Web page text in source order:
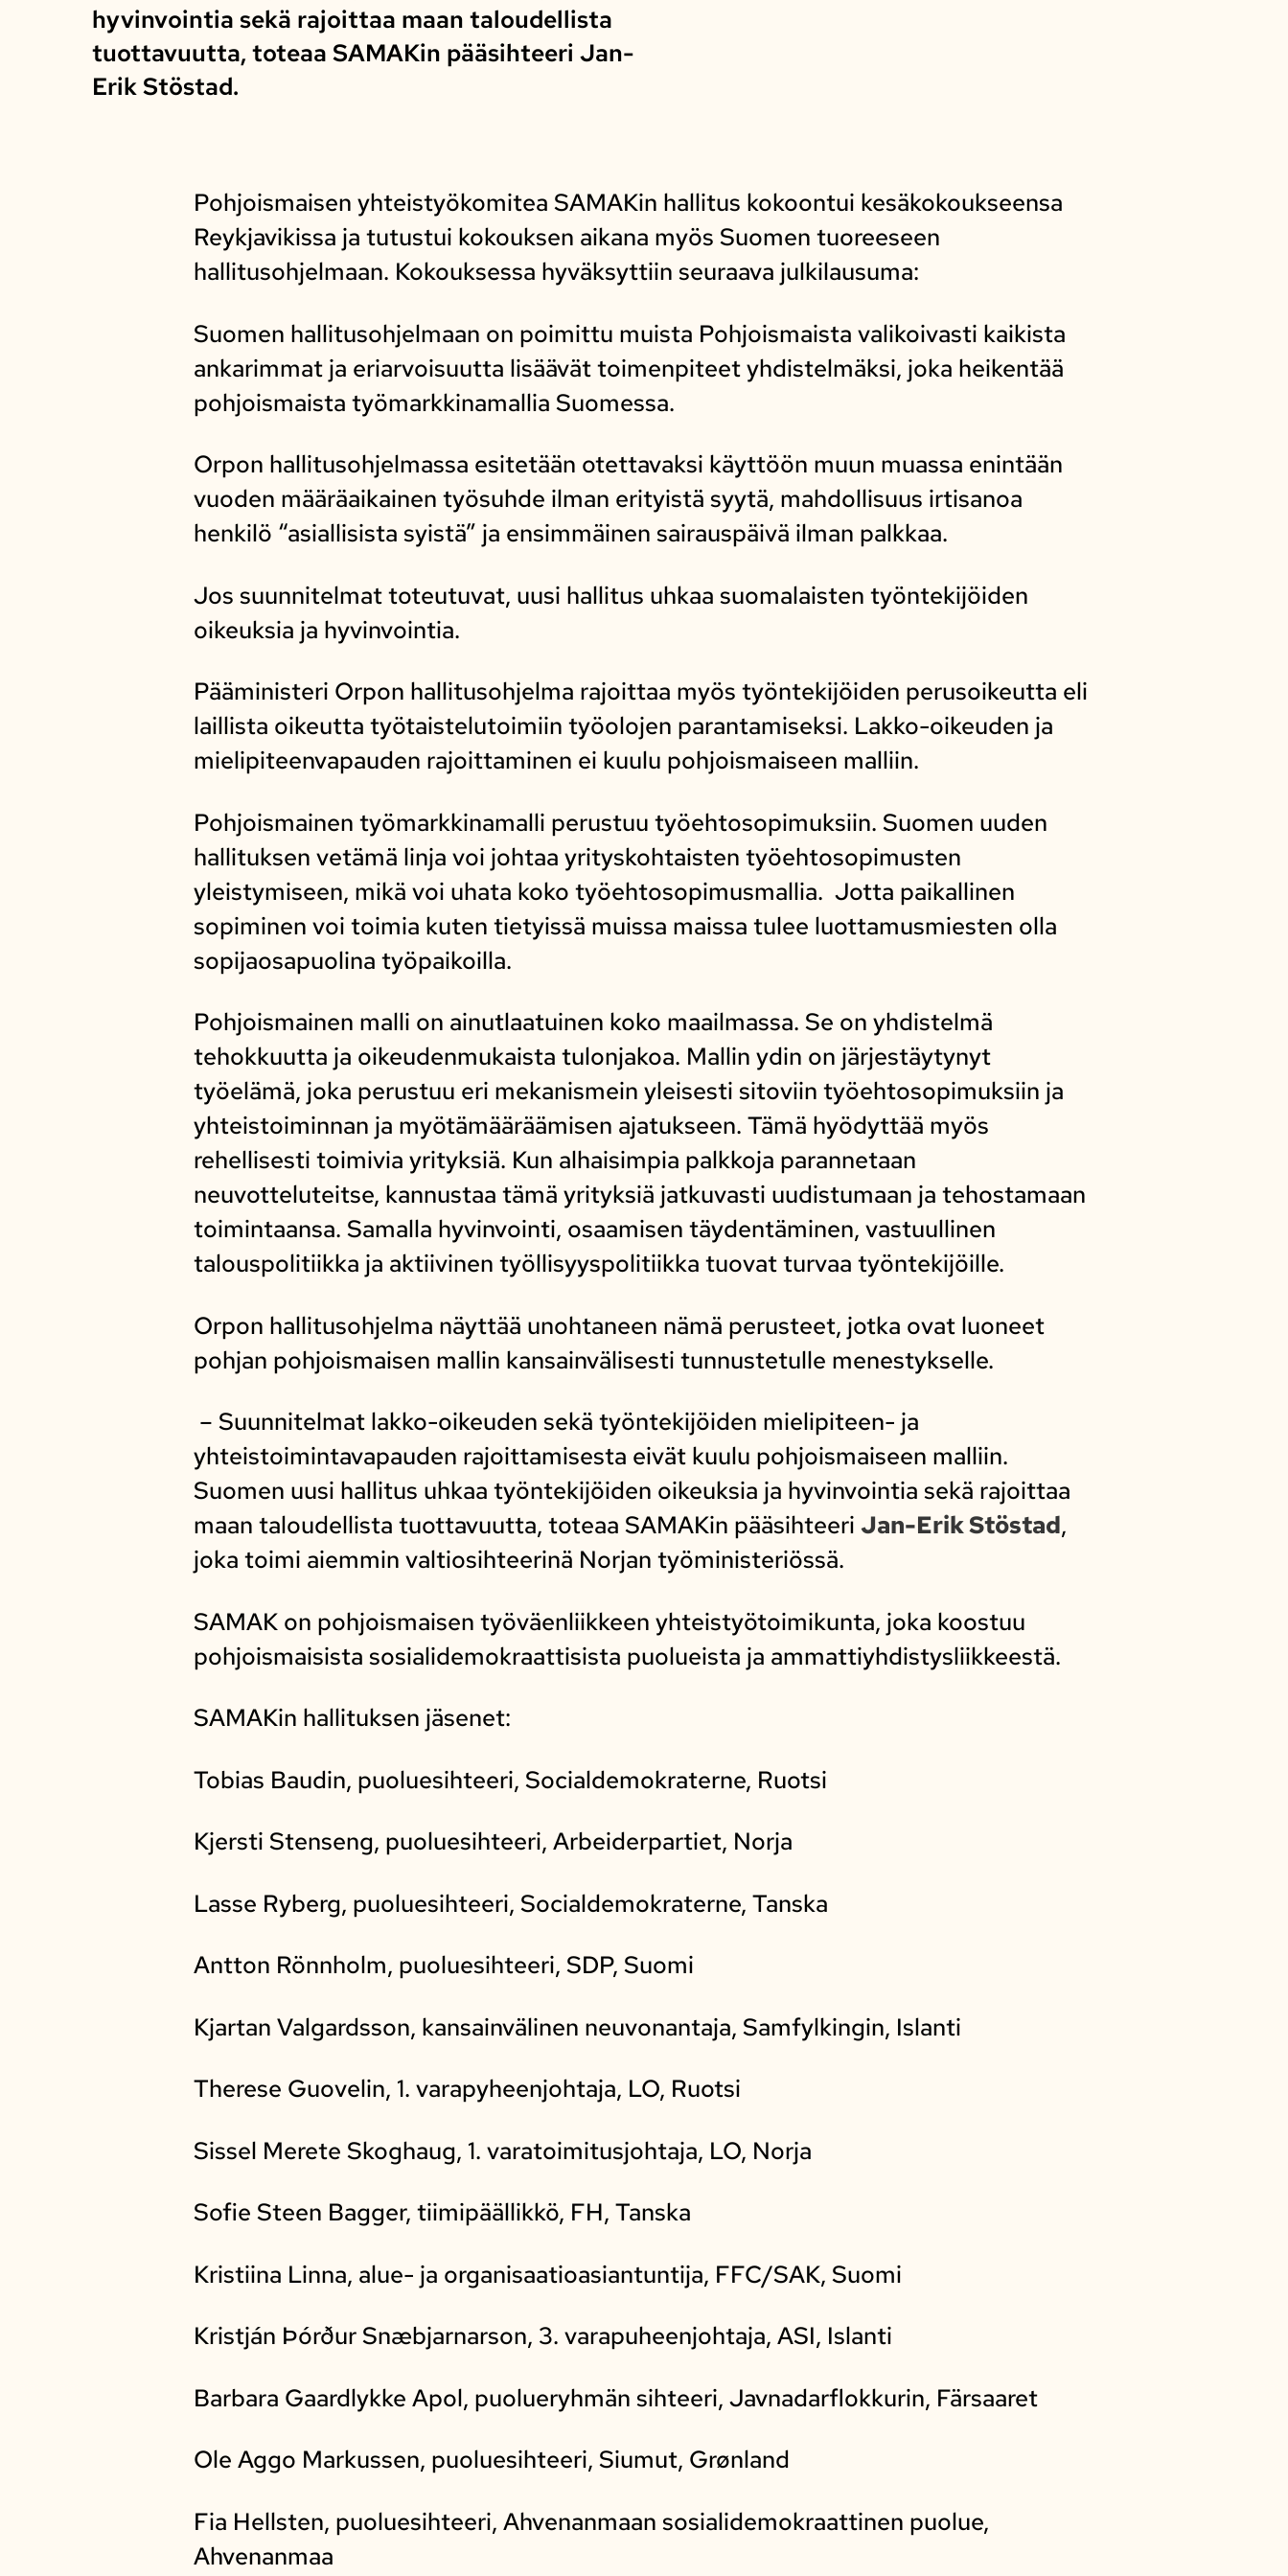
hyvinvointia sekä rajoittaa maan taloudellista
tuottavuutta, toteaa SAMAKin pääsihteeri Jan-
Erik Stöstad.
Pohjoismaisen yhteistyökomitea SAMAKin hallitus kokoontui kesäkokoukseensa
Reykjavikissa ja tutustui kokouksen aikana myös Suomen tuoreeseen
hallitusohjelmaan. Kokouksessa hyväksyttiin seuraava julkilausuma:
Suomen hallitusohjelmaan on poimittu muista Pohjoismaista valikoivasti kaikista
ankarimmat ja eriarvoisuutta lisäävät toimenpiteet yhdistelmäksi, joka heikentää
pohjoismaista työmarkkinamallia Suomessa.
Orpon hallitusohjelmassa esitetään otettavaksi käyttöön muun muassa enintään
vuoden määräaikainen työsuhde ilman erityistä syytä, mahdollisuus irtisanoa
henkilö “asiallisista syistä” ja ensimmäinen sairauspäivä ilman palkkaa.
Jos suunnitelmat toteutuvat, uusi hallitus uhkaa suomalaisten työntekijöiden
oikeuksia ja hyvinvointia.
Pääministeri Orpon hallitusohjelma rajoittaa myös työntekijöiden perusoikeutta eli
laillista oikeutta työtaistelutoimiin työolojen parantamiseksi. Lakko-oikeuden ja
mielipiteenvapauden rajoittaminen ei kuulu pohjoismaiseen malliin.
Pohjoismainen työmarkkinamalli perustuu työehtosopimuksiin. Suomen uuden
hallituksen vetämä linja voi johtaa yrityskohtaisten työehtosopimusten
yleistymiseen, mikä voi uhata koko työehtosopimusmallia. Jotta paikallinen
sopiminen voi toimia kuten tietyissä muissa maissa tulee luottamusmiesten olla
sopijaosapuolina työpaikoilla.
Pohjoismainen malli on ainutlaatuinen koko maailmassa. Se on yhdistelmä
tehokkuutta ja oikeudenmukaista tulonjakoa. Mallin ydin on järjestäytynyt
työelämä, joka perustuu eri mekanismein yleisesti sitoviin työehtosopimuksiin ja
yhteistoiminnan ja myötämääräämisen ajatukseen. Tämä hyödyttää myös
rehellisesti toimivia yrityksiä. Kun alhaisimpia palkkoja parannetaan
neuvotteluteitse, kannustaa tämä yrityksiä jatkuvasti uudistumaan ja tehostamaan
toimintaansa. Samalla hyvinvointi, osaamisen täydentäminen, vastuullinen
talouspolitiikka ja aktiivinen työllisyyspolitiikka tuovat turvaa työntekijöille.
Orpon hallitusohjelma näyttää unohtaneen nämä perusteet, jotka ovat luoneet
pohjan pohjoismaisen mallin kansainvälisesti tunnustetulle menestykselle.
– Suunnitelmat lakko-oikeuden sekä työntekijöiden mielipiteen- ja
yhteistoimintavapauden rajoittamisesta eivät kuulu pohjoismaiseen malliin.
Suomen uusi hallitus uhkaa työntekijöiden oikeuksia ja hyvinvointia sekä rajoittaa
maan taloudellista tuottavuutta, toteaa SAMAKin pääsihteeri Jan-Erik Stöstad,
joka toimi aiemmin valtiosihteerinä Norjan työministeriössä.
SAMAK on pohjoismaisen työväenliikkeen yhteistyötoimikunta, joka koostuu
pohjoismaisista sosialidemokraattisista puolueista ja ammattiyhdistysliikkeestä.
SAMAKin hallituksen jäsenet:
Tobias Baudin, puoluesihteeri, Socialdemokraterne, Ruotsi
Kjersti Stenseng, puoluesihteeri, Arbeiderpartiet, Norja
Lasse Ryberg, puoluesihteeri, Socialdemokraterne, Tanska
Antton Rönnholm, puoluesihteeri, SDP, Suomi
Kjartan Valgardsson, kansainvälinen neuvonantaja, Samfylkingin, Islanti
Therese Guovelin, 1. varapyheenjohtaja, LO, Ruotsi
Sissel Merete Skoghaug, 1. varatoimitusjohtaja, LO, Norja
Sofie Steen Bagger, tiimipäällikkö, FH, Tanska
Kristiina Linna, alue- ja organisaatioasiantuntija, FFC/SAK, Suomi
Kristján Þórður Snæbjarnarson, 3. varapuheenjohtaja, ASI, Islanti
Barbara Gaardlykke Apol, puolueryhmän sihteeri, Javnadarflokkurin, Färsaaret
Ole Aggo Markussen, puoluesihteeri, Siumut, Grønland
Fia Hellsten, puoluesihteeri, Ahvenanmaan sosialidemokraattinen puolue,
Ahvenanmaa